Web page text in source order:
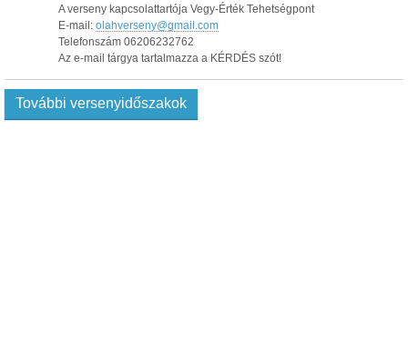
A verseny kapcsolattartója Vegy-Érték Tehetségpont
E-mail: olahverseny@gmail.com
Telefonszám 06206232762
Az e-mail tárgya tartalmazza a KÉRDÉS szót!
További versenyidőszakok